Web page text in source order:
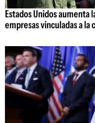
Estados Unidos aumenta
empresas vinculadas a la